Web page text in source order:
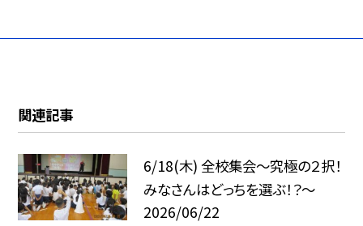
関連記事
6/18(木) 全校集会～究極の２択！
みなさんはどっちを選ぶ！？～
2026/06/22